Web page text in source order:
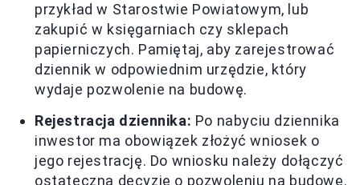
przykład w Starostwie Powiatowym, lub
zakupić w księgarniach czy sklepach
papierniczych. Pamiętaj, aby zarejestrować
dziennik w odpowiednim urzędzie, który
wydaje pozwolenie na budowę.
Rejestracja dziennika: Po nabyciu dziennika
inwestor ma obowiązek złożyć wniosek o
jego rejestrację. Do wniosku należy dołączyć
ostateczną decyzję o pozwoleniu na budowę.